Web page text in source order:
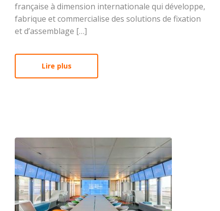
française à dimension internationale qui développe,
fabrique et commercialise des solutions de fixation
et d’assemblage […]
Lire plus